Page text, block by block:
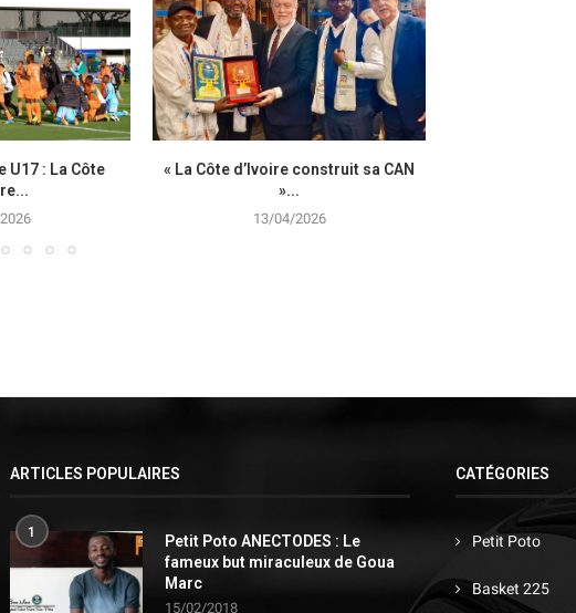
U17 : La Côte
« La Côte d’Ivoire construit sa CAN
»...
13/04/2026
ARTICLES POPULAIRES
1
Petit Poto ANECTODES : Le
fameux but miraculeux de Goua
Marc
15/02/2018
CATÉGORIES
Petit Poto
Basket 225